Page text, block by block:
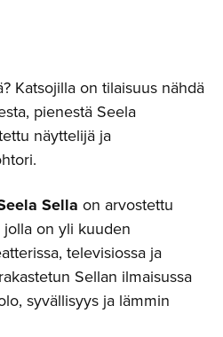
Katsojilla on tilaisuus nähdä
pienestä Seela
näyttelijä ja
Sella on arvostettu
on yli kuuden
televisiossa ja
Sellan ilmaisussa
syvällisyys ja lämmin